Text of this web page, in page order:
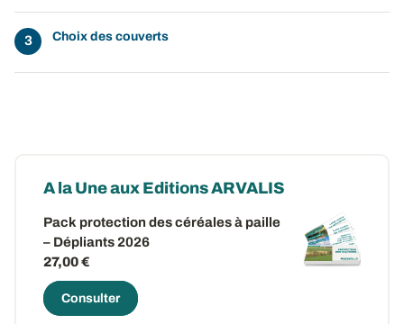
Choix des couverts
A la Une aux Editions ARVALIS
Pack protection des céréales à paille
– Dépliants 2026
27,00 €
Consulter